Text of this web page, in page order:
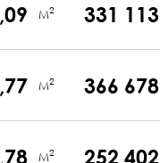
M2 331 113
M2 366 678
M2 252 402